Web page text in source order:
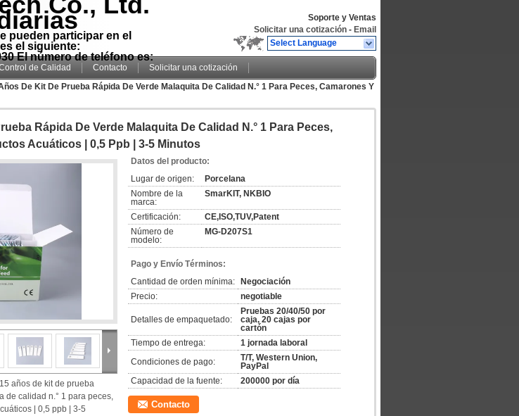
pueden participar en el
el siguiente:
El número de teléfono es:
Soporte y Ventas
Solicitar una cotización - Email
Select Language
de Calidad Contacto
Solicitar una cotización
De Kit De Prueba Rápida De Verde Malaquita De Calidad N.° 1 Para Peces, Camarones Y
Rápida De Verde Malaquita De Calidad N.° 1 Para Peces,
Acuáticos | 0,5 Ppb | 3-5 Minutos
15 años de kit de prueba
de calidad n.° 1 para peces,
| 0,5 ppb | 3-5
Datos del producto:
Lugar de origen:
Porcelana
Nombre de la
marca:
SmarKIT, NKBIO
Certificación:
CE,ISO,TUV,Patent
Número de
modelo:
MG-D207S1
Pago y Envío Términos:
Cantidad de orden mínima:
Negociación
Precio:
negotiable
Detalles de empaquetado:
Pruebas 20/40/50 por
caja, 20 cajas por
cartón
Tiempo de entrega:
1 jornada laboral
Condiciones de pago:
T/T, Western Union,
PayPal
Capacidad de la fuente:
200000 por día
Contacto